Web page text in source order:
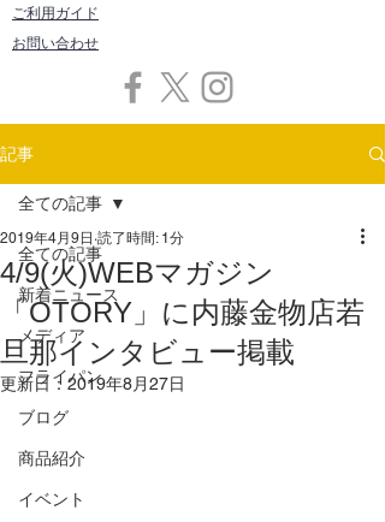
ご利用ガイド
お問い合わせ
記事
全ての記事
新着ニュース
メディア
フライパン
ブログ
商品紹介
イベント
全ての記事
4/9(火)WEBマガジン
「OTORY」に内藤金物店若
旦那インタビュー掲載
2019年4月9日 読了時間: 1分
更新日： 2019年8月27日